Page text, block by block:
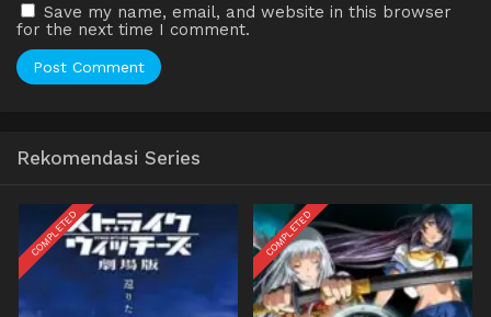
Save my name, email, and website in this browser
for the next time I comment.
Rekomendasi Series
COMPLETED COMPLETED